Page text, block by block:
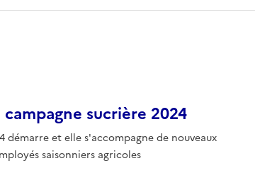
sucrière 2024
démarre et elle s'accompagne de nouveaux
saisonniers agricoles